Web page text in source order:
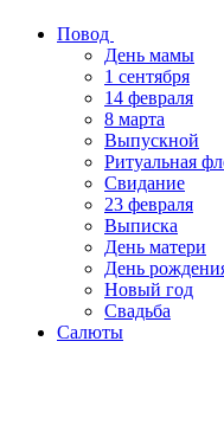
Повод
День мамы
1 сентября
14 февраля
8 марта
Выпускной
Ритуальная
Свидание
23 февраля
Выписка
День матери
День
Новый год
Свадьба
Салюты